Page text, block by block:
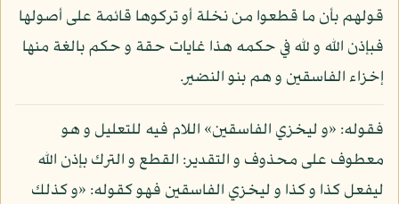
قولهم بأن ما قطعوا من نخلة أو تركوها قائمة على أصولها
فبإذن الله و لله في حكمه هذا غايات حقة و حكم بالغة منها
إخزاء الفاسقين و هم بنو النضير.
فقوله: «و ليخزي الفاسقين» اللام فيه للتعليل و هو
معطوف على محذوف و التقدير: القطع و الترك بإذن الله
ليفعل كذا و كذا و ليخزي الفاسقين فهو كقوله: «و كذلك